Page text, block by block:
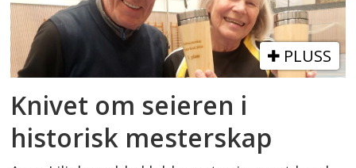
PLUSS
Knivet om seieren i
historisk mesterskap